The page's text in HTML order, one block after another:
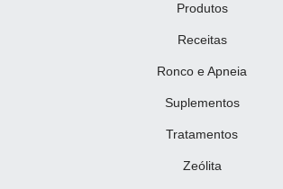
Produtos
Receitas
Ronco e Apneia
Suplementos
Tratamentos
Zeólita